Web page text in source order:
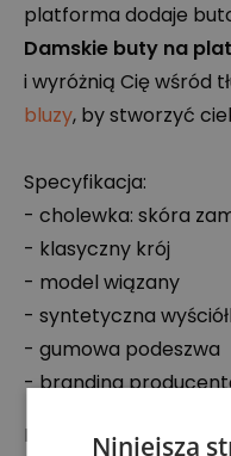
platforma dodaje
Damskie buty na
i wyróżnią Cię wśród
bluzy, by stworzyć
Specyfikacja:
- cholewka: skóra
- klasyczny krój
- model wiązany
- syntetyczna
- gumowa podeszwa
- branding
PodmiotNiniejsza